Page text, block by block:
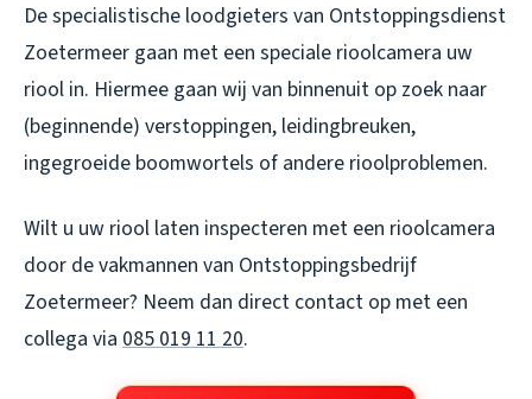
De specialistische loodgieters van Ontstoppingsdienst
Zoetermeer gaan met een speciale rioolcamera uw
riool in. Hiermee gaan wij van binnenuit op zoek naar
(beginnende) verstoppingen, leidingbreuken,
ingegroeide boomwortels of andere rioolproblemen.
Wilt u uw riool laten inspecteren met een rioolcamera
door de vakmannen van Ontstoppingsbedrijf
Zoetermeer? Neem dan direct contact op met een
collega via 085 019 11 20.